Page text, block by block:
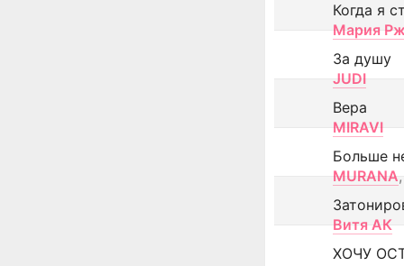
Когда я
Мария
За душу
JUDI
Вера
MIRAVI
Больше
MURANA,
Витя АК
ХОЧУ